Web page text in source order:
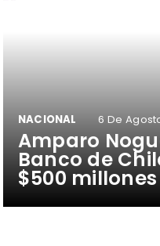
Amparo
Banco de
$500 millones
NACIONAL 6 De